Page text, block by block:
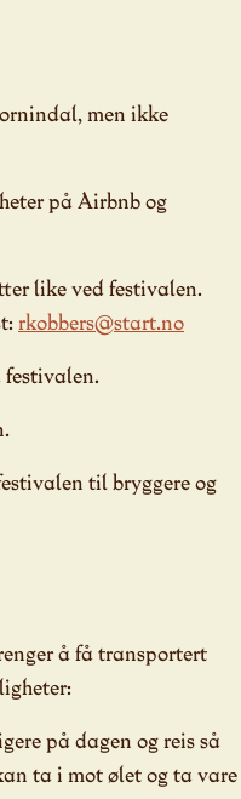
men ikke
på Airbnb og
like ved festivalen.
rkobbers@start.no
festivalen.
til bryggere og
å få transportert
på dagen og reis så
ta i mot ølet og ta vare